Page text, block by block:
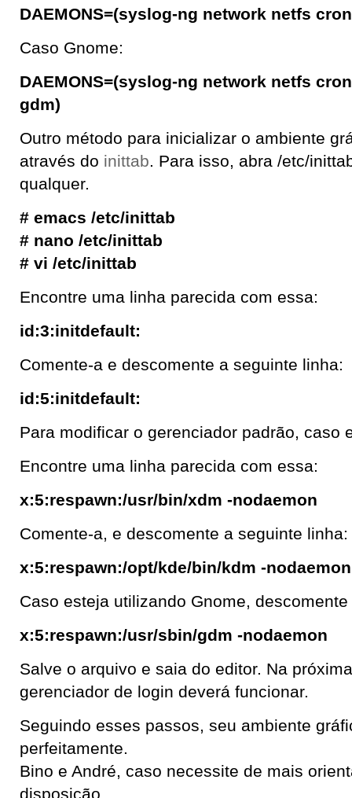
DAEMONS=(syslog-ng network netfs
Caso Gnome:
DAEMONS=(syslog-ng network netfs
gdm)
Outro método para inicializar o ambiente
através do inittab. Para isso, abra /etc/
qualquer.
# emacs /etc/inittab
# nano /etc/inittab
# vi /etc/inittab
Encontre uma linha parecida com essa:
id:3:initdefault:
Comente-a e descomente a seguinte linha:
id:5:initdefault:
Para modificar o gerenciador padrão, caso
Encontre uma linha parecida com essa:
x:5:respawn:/usr/bin/xdm -nodaemon
Comente-a, e descomente a seguinte linha:
x:5:respawn:/opt/kde/bin/kdm -nodaemon
Caso esteja utilizando Gnome,
x:5:respawn:/usr/sbin/gdm -nodaemon
Salve o arquivo e saia do editor. Na
gerenciador de login deverá funcionar.
Seguindo esses passos, seu ambiente
perfeitamente.
Bino e André, caso necessite de mais
disposição.